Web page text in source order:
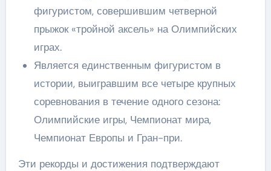
фигуристом, совершившим четверной
прыжок «тройной аксель» на Олимпийских
играх.
Является единственным фигуристом в
истории, выигравшим все четыре крупных
соревнования в течение одного сезона:
Олимпийские игры, Чемпионат мира,
Чемпионат Европы и Гран-при.
Эти рекорды и достижения подтверждают